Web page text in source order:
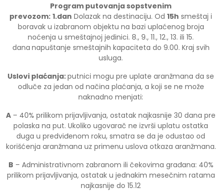
Program putovanja sopstvenim
prevozom: 1.dan Dolazak na destinaciju. Od15h smeštaj i
boravak u izabranom objektu na bazi uplaćenog broja
noćenja u smeštajnoj jedinici. 8., 9., 11., 12., 13. ili 15.
dana napuštanje smeštajnih kapaciteta do 9.00. Kraj svih
usluga.
Uslovi plaćanja:putnici mogu pre uplate aranžmana da se
odluče za jedan od načina plaćanja, a koji se ne može
naknadno menjati:
A – 40% prilikom prijavljivanja, ostatak najkasnije 30 dana pre
polaska na put. Ukoliko ugovarač ne izvrši uplatu ostatka
duga u predviđenom roku, smatra se da je odustao od
korišćenja aranžmana uz primenu uslova otkaza aranžmana.
B – Administrativnom zabranom ili čekovima građana: 40%
prilikom prijavljivanja, ostatak u jednakim mesečnim ratama
najkasnije do 15.12